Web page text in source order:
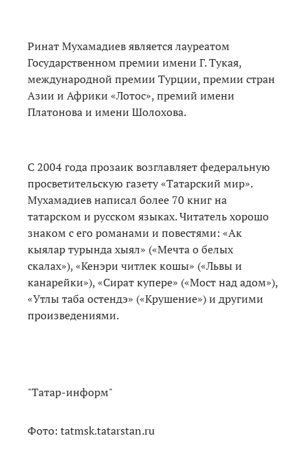
Ринат Мухамадиев является лауреатом
Государственном премии имени Г. Тукая,
международной премии Турции, премии стран
Азии и Африки «Лотос», премий имени
Платонова и имени Шолохова.
С 2004 года прозаик возглавляет федеральную
просветительскую газету «Татарский мир».
Мухамадиев написал более 70 книг на
татарском и русском языках. Читатель хорошо
знаком с его романами и повестями: «Ак
кыялар турында хыял» («Мечта о белых
скалах»), «Кенэри читлек кошы» («Львы и
канарейки»), «Сират купере» («Мост над адом»),
«Утлы таба остендэ» («Крушение») и другими
произведениями.
"Татар-информ"
Фото: tatmsk.tatarstan.ru